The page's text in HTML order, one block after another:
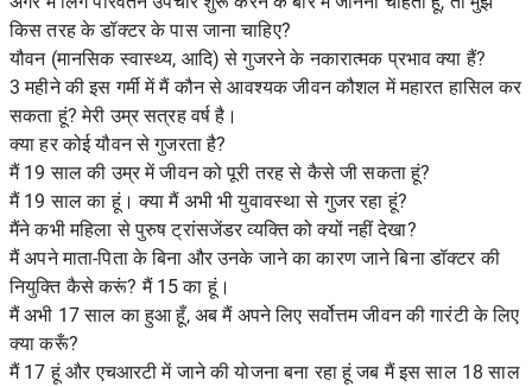
किस तरह के डॉक्टर के पास जाना चाहिए?
यौवन (मानसिक स्वास्थ्य, आदि) से गुजरने के नकारात्मक प्रभाव क्या हैं?
3 महीने की इस गर्मी में मैं कौन से आवश्यक जीवन कौशल में महारत हासिल कर
सकता हूं? मेरी उम्र सत्रह वर्ष है।
क्या हर कोई यौवन से गुजरता है?
मैं 19 साल की उम्र में जीवन को पूरी तरह से कैसे जी सकता हूं?
मैं 19 साल का हूं। क्या मैं अभी भी युवावस्था से गुजर रहा हूं?
मैंने कभी महिला से पुरुष ट्रांसजेंडर व्यक्ति को क्यों नहीं देखा?
मैं अपने माता-पिता के बिना और उनके जाने का कारण जाने बिना डॉक्टर की
नियुक्ति कैसे करूं? मैं 15 का हूं।
मैं अभी 17 साल का हुआ हूँ, अब मैं अपने लिए सर्वोत्तम जीवन की गारंटी के लिए
क्या करूँ?
मैं 17 हूं और एचआरटी में जाने की योजना बना रहा हूं जब मैं इस साल 18 साल